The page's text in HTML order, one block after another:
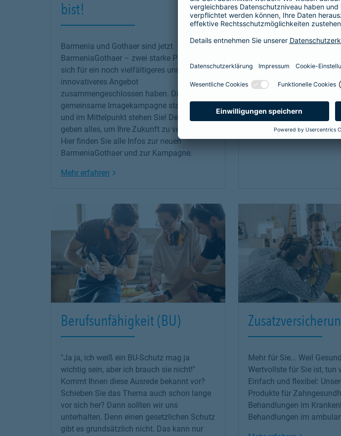
bist!
Barmenia und Gothaer sind jetzt
BarmeniaGothaer – zwei starke Partner, die
sich für ein noch vielfältigeres und
innovativeres Angebot
zusammengeschlossen haben. Die erste
gemeinsame Imagekampagne startet jetzt –
und im Mittelpunkt stehen Sie! Denn wir
geben alles, um Ihre Zukunft zu versichern!
Hier finden Sie alle Infos zur neuen
BarmeniaGothaer und zur Kampagne.
Mehr erfahren Link Opens in New Tab
Als Beamtenanwärter
es eine Absicherung, die
passt: unsereprivate
und passt sich mit
genau an die Bedürfnisse
Mehr erfahrenLink Opens
Berufsunfähigkeit (BU)
"Ja ja, ich weiß ein BU-Schutz mag ja
wichtig sein, aber ich brauch sie nicht!"
Kommt Ihnen diese Ausrede bekannt vor?
Schieben Sie das Thema auch schon lange
vor sich her? Dann sollten wir uns
unterhalten. Denn einen gesetzlichen Schutz
gibt es grundsätzlich nicht. Das kann nur
Mehr für Sie... Weil
Wertvollste für Sie ist, tun
Einfach und flexibel:
Produkte für
Behandlungen im
Behandlungen im